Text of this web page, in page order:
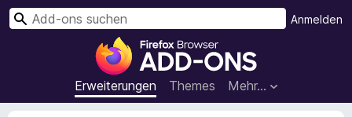
A
d
d
-
Erweiterungen Themes Mehr…
Anmelden
S